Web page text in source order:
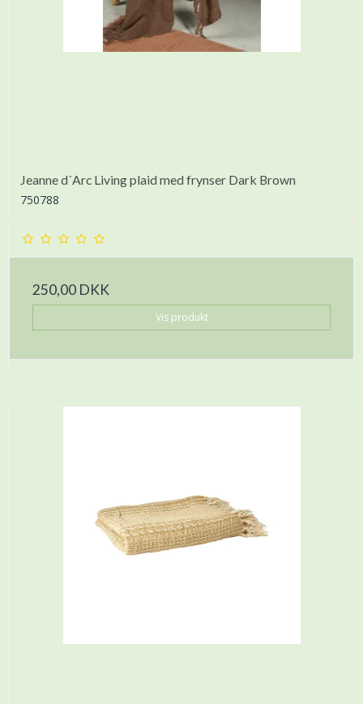
Jeanne d´Arc Living plaid med frynser Dark Brown
750788
250,00 DKK
Vis produkt